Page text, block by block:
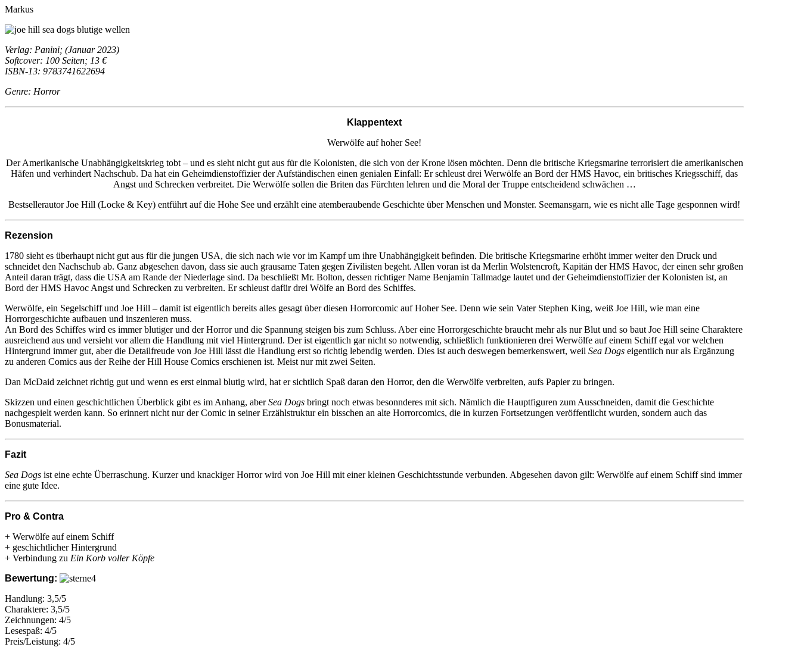
Markus
Verlag: Panini; (Januar 2023)
Softcover: 100 Seiten; 13 €
ISBN-13: 9783741622694
Genre: Horror
Klappentext
Werwölfe auf hoher See!
Der Amerikanische Unabhängigkeitskrieg tobt – und es sieht nicht gut aus für die Kolonisten, die sich von der Krone lösen möchten. Denn die britische Kriegsmarine terrorisiert die amerikanischen
Häfen und verhindert Nachschub. Da hat ein Geheimdienstoffizier der Aufständischen einen genialen Einfall: Er schleust drei Werwölfe an Bord der HMS Havoc, ein britisches Kriegsschiff, das
Angst und Schrecken verbreitet. Die Werwölfe sollen die Briten das Fürchten lehren und die Moral der Truppe entscheidend schwächen …
Bestsellerautor Joe Hill (Locke & Key) entführt auf die Hohe See und erzählt eine atemberaubende Geschichte über Menschen und Monster. Seemansgarn, wie es nicht alle Tage gesponnen wird!
Rezension
1780 sieht es überhaupt nicht gut aus für die jungen USA, die sich nach wie vor im Kampf um ihre Unabhängigkeit befinden. Die britische Kriegsmarine erhöht immer weiter den Druck und
schneidet den Nachschub ab. Ganz abgesehen davon, dass sie auch grausame Taten gegen Zivilisten begeht. Allen voran ist da Merlin Wolstencroft, Kapitän der HMS Havoc, der einen sehr großen
Anteil daran trägt, dass die USA am Rande der Niederlage sind. Da beschließt Mr. Bolton, dessen richtiger Name Benjamin Tallmadge lautet und der Geheimdienstoffizier der Kolonisten ist, an
Bord der HMS Havoc Angst und Schrecken zu verbreiten. Er schleust dafür drei Wölfe an Bord des Schiffes.
Werwölfe, ein Segelschiff und Joe Hill – damit ist eigentlich bereits alles gesagt über diesen Horrorcomic auf Hoher See. Denn wie sein Vater Stephen King, weiß Joe Hill, wie man eine
Horrorgeschichte aufbauen und inszenieren muss.
An Bord des Schiffes wird es immer blutiger und der Horror und die Spannung steigen bis zum Schluss. Aber eine Horrorgeschichte braucht mehr als nur Blut und so baut Joe Hill seine Charaktere
ausreichend aus und versieht vor allem die Handlung mit viel Hintergrund. Der ist eigentlich gar nicht so notwendig, schließlich funktionieren drei Werwölfe auf einem Schiff egal vor welchen
Hintergrund immer gut, aber die Detailfreude von Joe Hill lässt die Handlung erst so richtig lebendig werden. Dies ist auch deswegen bemerkenswert, weil Sea Dogs eigentlich nur als Ergänzung
zu anderen Comics aus der Reihe der Hill House Comics erschienen ist. Meist nur mit zwei Seiten.
Dan McDaid zeichnet richtig gut und wenn es erst einmal blutig wird, hat er sichtlich Spaß daran den Horror, den die Werwölfe verbreiten, aufs Papier zu bringen.
Skizzen und einen geschichtlichen Überblick gibt es im Anhang, aberSea Dogs bringt noch etwas besonnderes mit sich. Nämlich die Hauptfiguren zum Ausschneiden, damit die Geschichte
nachgespielt werden kann. So erinnert nicht nur der Comic in seiner Erzählstruktur ein bisschen an alte Horrorcomics, die in kurzen Fortsetzungen veröffentlicht wurden, sondern auch das
Bonusmaterial.
Fazit
Sea Dogs ist eine echte Überraschung. Kurzer und knackiger Horror wird von Joe Hill mit einer kleinen Geschichtsstunde verbunden. Abgesehen davon gilt: Werwölfe auf einem Schiff sind immer
eine gute Idee.
Pro & Contra
+ Werwölfe auf einem Schiff
+ geschichtlicher Hintergrund
+ Verbindung zu Ein Korb voller Köpfe
Bewertung:
Handlung: 3,5/5
Charaktere: 3,5/5
Zeichnungen: 4/5
Lesespaß: 4/5
Preis/Leistung: 4/5